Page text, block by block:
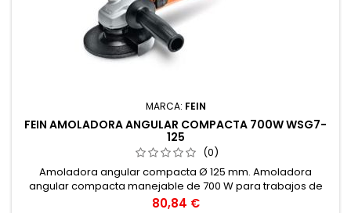
MARCA: FEIN
FEIN AMOLADORA ANGULAR COMPACTA 700W WSG7-
125
(0)
Amoladora angular compacta Ø 125 mm. Amoladora
angular compacta manejable de 700 W para trabajos de
desbaste y corte sencillos.
Precio
80,84 €